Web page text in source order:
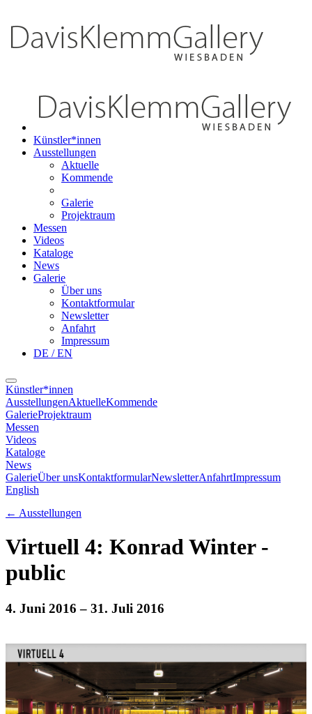
Künstler*innen
Ausstellungen
Aktuelle
Kommende
Galerie
Projektraum
Messen
Videos
Kataloge
News
Galerie
Über uns
Kontaktformular
Newsletter
Anfahrt
Impressum
DE / EN
Künstler*innen
AusstellungenAktuelleKommende
GalerieProjektraum
Messen
Videos
Kataloge
News
GalerieÜber unsKontaktformularNewsletterAnfahrtImpressum
English
← Ausstellungen
Virtuell 4: Konrad Winter -
public
4. Juni 2016 – 31. Juli 2016